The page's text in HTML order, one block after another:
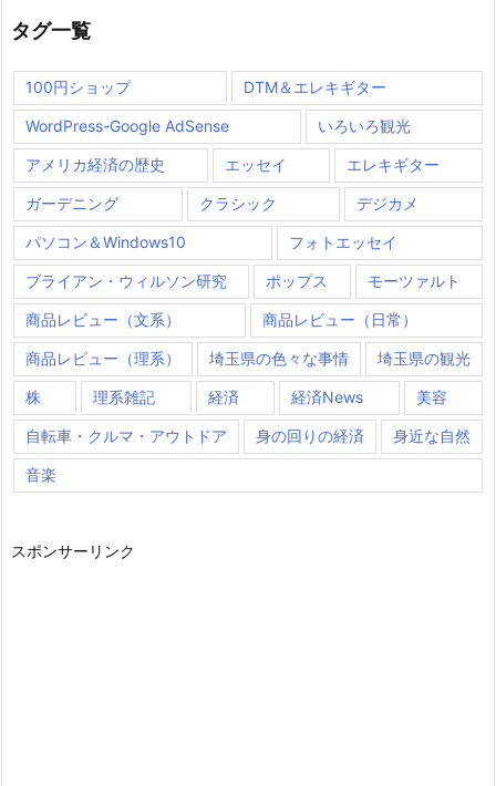
タグ一覧
100円ショップ DTM＆エレキギター
WordPress-Google AdSense いろいろ観光
アメリカ経済の歴史 エッセイ エレキギター
ガーデニング クラシック デジカメ
パソコン＆Windows10 フォトエッセイ
ブライアン・ウィルソン研究 ポップス モーツァルト
商品レビュー（文系） 商品レビュー（日常）
商品レビュー（理系） 埼玉県の色々な事情 埼玉県の観光
株 理系雑記 経済 経済News 美容
自転車・クルマ・アウトドア 身の回りの経済 身近な自然
音楽
スポンサーリンク